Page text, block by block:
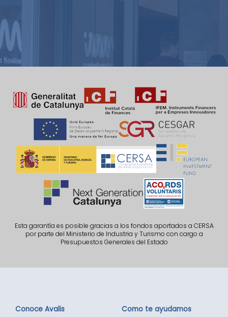
Esta garantía es posible gracias a los fondos aportados a CERSA
por parte del Ministerio de Industria y Turismo con cargo a
Presupuestos Generales del Estado
Conoce Avalis Como te ayudamos